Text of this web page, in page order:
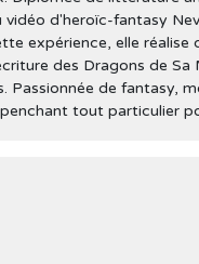
d'heroïc-fantasy
expérience, elle réalise
des Dragons de
Passionnée de fantasy,
tout particulier